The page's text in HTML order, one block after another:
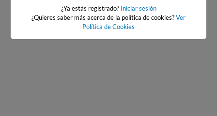
¿Ya estás registrado? Iniciar sesión
¿Quieres saber más acerca de la política de cookies?Ver
Política de Cookies